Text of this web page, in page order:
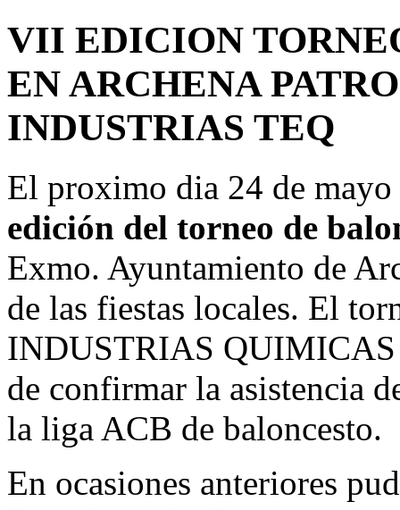
VII EDICION
EN ARCHENA
INDUSTRIAS TEQ
El proximo dia 24 de
edición del torneo de
Exmo. Ayuntamiento de
de las fiestas locales. El
INDUSTRIAS QUIMICAS
de confirmar la asistencia
la liga ACB de baloncesto.
En ocasiones anteriores